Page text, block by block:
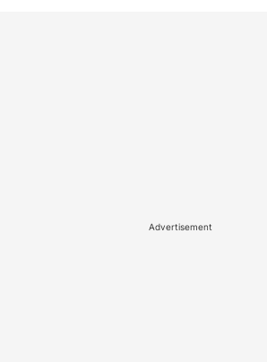
Advertisement